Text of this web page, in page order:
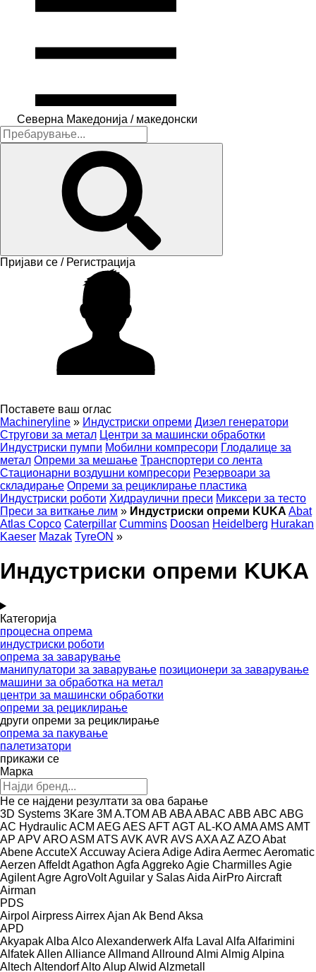
Северна Македонија / македонски
Пријави се / Регистрација
Поставете ваш оглас
Machineryline » Индустриски опреми Дизел генератори
Стругови за метал Центри за машински обработки
Индустриски пумпи Мобилни компресори Глодалице за
метал Опреми за мешање Транспортери со лента
Стационарни воздушни компресори Резервоари за
складирање Опреми за рециклирање пластика
Индустриски роботи Хидраулични преси Миксери за тесто
Преси за виткање лим » Индустриски опреми KUKA Abat
Atlas Copco Caterpillar Cummins Doosan Heidelberg Hurakan
Kaeser Mazak TyreON »
Индустриски опреми KUKA
Категорија
процесна опрема
индустриски роботи
опрема за заварување
манипулатори за заварување позиционери за заварување
машини за обработка на метал
центри за машински обработки
опреми за рециклирање
други опреми за рециклирање
опрема за пакување
палетизатори
прикажи се
Марка
Не се најдени резултати за ова барање
3D Systems 3Kare 3M A.TOM AB ABAABAC ABB ABC ABG
AC HydraulicACM AEGAES AFTAGTAL-KOAMAAMS AMT
AP APVAROASM ATS AVK AVR AVS AXAAZ AZOAbat
AbeneAccuteX AccuwayAciera AdigeAdira AermecAeromatic
Aerzen AffeldtAgathon Agfa AggrekoAgie CharmillesAgie
AgilentAgreAgroVoltAguilar y SalasAida AirProAircraft
Airman
PDS
Airpol AirpressAirrexAjan Ak Bend Aksa
APD
AkyapakAlba AlcoAlexanderwerkAlfa Laval Alfa Alfarimini
AlfatekAllen AllianceAllmand Allround Almi Almig Alpina
Altech AltendorfAltoAlupAlwid Alzmetall